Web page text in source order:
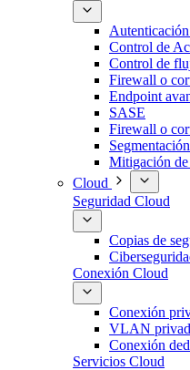
Control de
Control de
Firewall o
Endpoint
SASE
Firewall o
Mitigación
Cloud
Seguridad Cloud
Copias de
Conexión Cloud
Conexión
VLAN
Conexión
Servicios Cloud